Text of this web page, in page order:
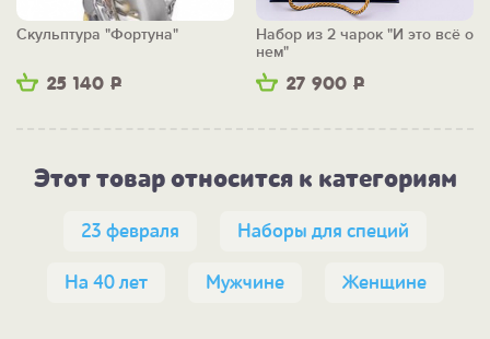
25 140 Р
Скульптура "Фортуна"
27 900 Р
Набор из 2 чарок "И это всё о
нем"
Этот товар относится к категориям
23 февраля Наборы для специй
На 40 лет Мужчине Женщине